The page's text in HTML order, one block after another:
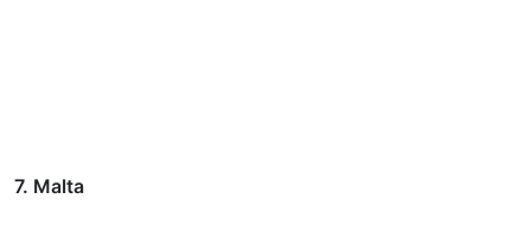
7. Malta